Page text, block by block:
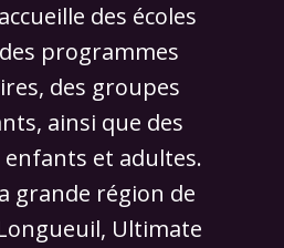
des écoles
programmes
des groupes
ainsi que des
et adultes.
grande région de
Ultimate